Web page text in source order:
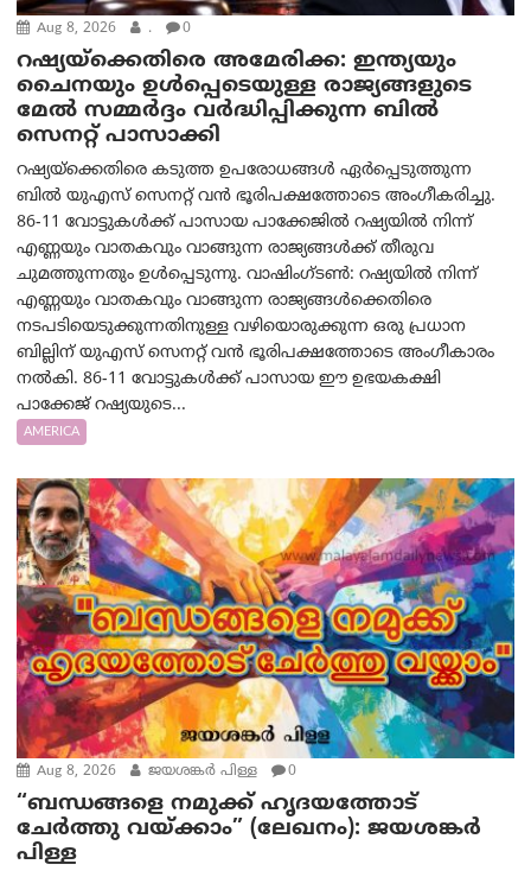
Aug 8, 2026 . 0
റഷ്യയ്‌ക്കെതിരെ അമേരിക്ക: ഇന്ത്യയും
ചൈനയും ഉൾപ്പെടെയുള്ള രാജ്യങ്ങളുടെ
മേൽ സമ്മർദ്ദം വർദ്ധിപ്പിക്കുന്ന ബിൽ
സെനറ്റ് പാസാക്കി
റഷ്യയ്‌ക്കെതിരെ കടുത്ത ഉപരോധങ്ങൾ ഏർപ്പെടുത്തുന്ന
ബിൽ യുഎസ് സെനറ്റ് വൻ ഭൂരിപക്ഷത്തോടെ അംഗീകരിച്ചു.
86-11 വോട്ടുകൾക്ക് പാസായ പാക്കേജിൽ റഷ്യയിൽ നിന്ന്
എണ്ണയും വാതകവും വാങ്ങുന്ന രാജ്യങ്ങൾക്ക് തീരുവ
ചുമത്തുന്നതും ഉൾപ്പെടുന്നു. വാഷിംഗ്ടണ്‍: റഷ്യയിൽ നിന്ന്
എണ്ണയും വാതകവും വാങ്ങുന്ന രാജ്യങ്ങൾക്കെതിരെ
നടപടിയെടുക്കുന്നതിനുള്ള വഴിയൊരുക്കുന്ന ഒരു പ്രധാന
ബില്ലിന് യുഎസ് സെനറ്റ് വൻ ഭൂരിപക്ഷത്തോടെ അംഗീകാരം
നൽകി. 86-11 വോട്ടുകൾക്ക് പാസായ ഈ ഉഭയകക്ഷി
പാക്കേജ് റഷ്യയുടെ...
AMERICA
Aug 8, 2026 ജയശങ്കര്‍ പിള്ള 0
“ബന്ധങ്ങളെ നമുക്ക് ഹൃദയത്തോട്
ചേർത്തു വയ്ക്കാം” (ലേഖനം): ജയശങ്കര്‍
പിള്ള